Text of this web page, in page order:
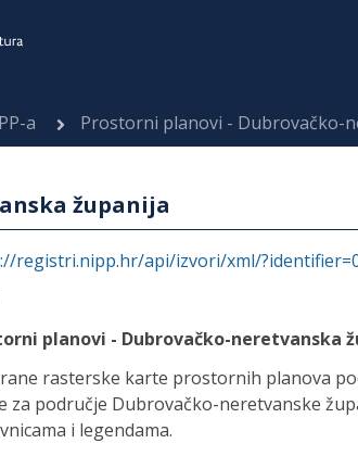
a Prostorni planovi - Dubrovačko-
županija
registri.nipp.hr/api/izvori/xml/
planovi - Dubrovačko-neretvanska
rasterske karte prostornih planova
za područje Dubrovačko-neretvanske
i legendama.